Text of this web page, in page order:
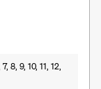
8, 9, 10, 11, 12,